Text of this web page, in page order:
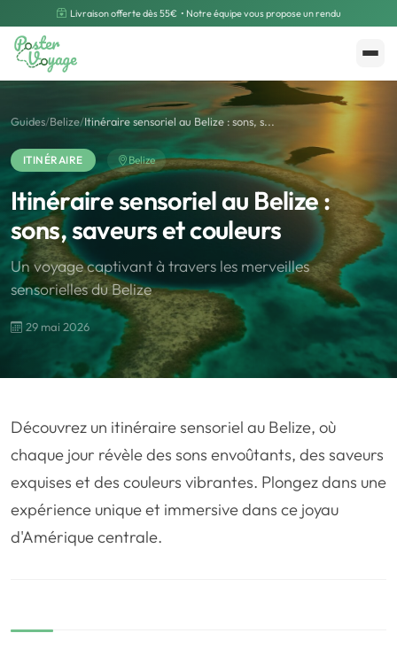
Livraison offerte dès 55€ • Notre équipe vous propose un rendu
Créer mon souvenir Polarsteps
🌍Road Trip et Pays 🌆Les villes
🏃‍♂️ Marathon / Trail Mariage
🚢Croisière 🎢Parc d'attraction
Guides/Belize/Itinéraire sensoriel au Belize : sons, s...
ITINÉRAIRE Belize
Itinéraire sensoriel au Belize :
sons, saveurs et couleurs
Un voyage captivant à travers les merveilles
sensorielles du Belize
29 mai 2026
Découvrez un itinéraire sensoriel au Belize, où
chaque jour révèle des sons envoûtants, des saveurs
exquises et des couleurs vibrantes. Plongez dans une
expérience unique et immersive dans ce joyau
d'Amérique centrale.